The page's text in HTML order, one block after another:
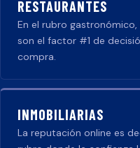
RESTAURANTES
En el rubro gastronómico,
son el factor #1 de
compra.
INMOBILIARIAS
La reputación online es